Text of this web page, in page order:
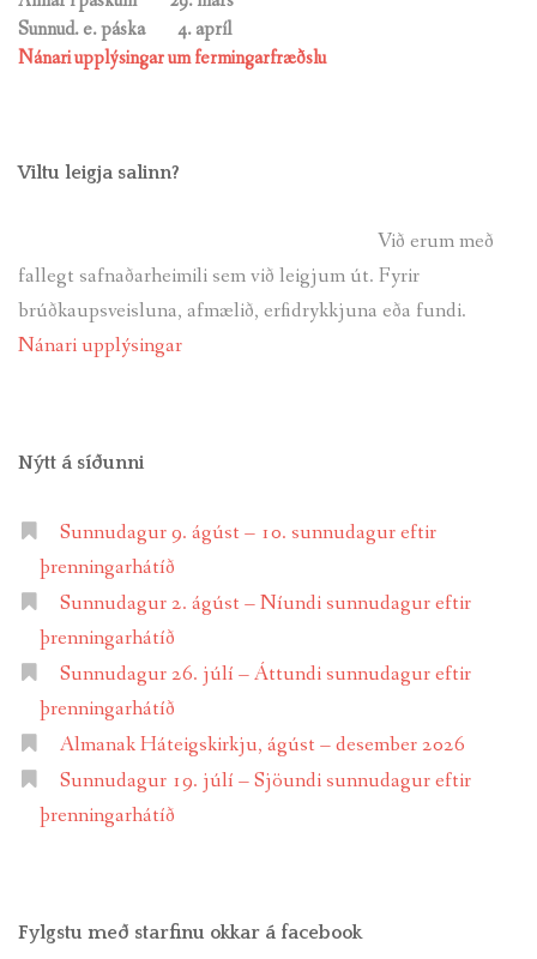
Sunnud. e. páska 4. apríl
Nánari upplýsingar um fermingarfræðslu
Viltu leigja salinn?
Við erum með
fallegt safnaðarheimili sem við leigjum út. Fyrir
brúðkaupsveisluna, afmælið, erfidrykkjuna eða fundi.
Nánari upplýsingar
Nýtt á síðunni
Sunnudagur 9. ágúst – 10. sunnudagur eftir
þrenningarhátíð
Sunnudagur 2. ágúst – Níundi sunnudagur eftir
þrenningarhátíð
Sunnudagur 26. júlí – Áttundi sunnudagur eftir
þrenningarhátíð
Almanak Háteigskirkju, ágúst – desember 2026
Sunnudagur 19. júlí – Sjöundi sunnudagur eftir
þrenningarhátíð
Fylgstu með starfinu okkar á facebook